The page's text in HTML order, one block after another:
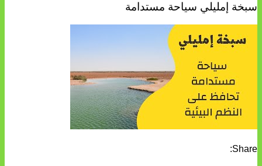
سبخة إمليلي سياحة مستدامة
Share: